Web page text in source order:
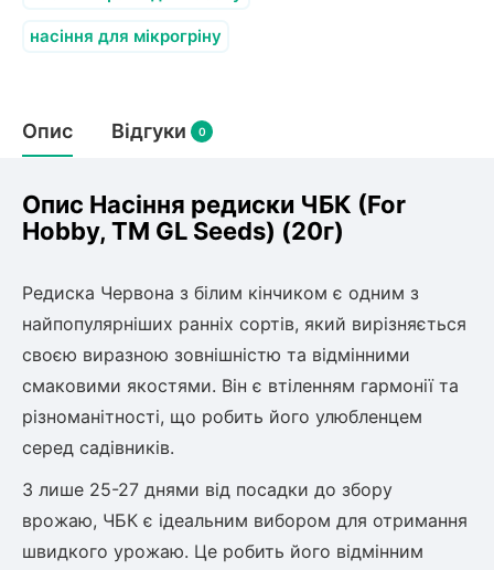
Оливкове Дерево
Мирт
Мушмула
Інжирний персик
Нектарин
Алича
Айва
Шовковиця
Смородина
Актинідія
Ірга
Ківі
Тамарикс
Пієріс Японський
Бересклет
Вейгела
Пухироплідник
Спірея
Дерен
Штамбові троянди
Бузок
Жасмин (Чубушник)
Будлея
Лавровишня
Кизильник
Бобовник (Жерновець)
Сітка затіняюча
Рубальні машини
Картоплесаджалки
Картоплекопалки
Роторні косарки
Навантажувачі
насіння для мікрогріну
Опис Відгуки 0
Опис Насіння редиски ЧБК (For
Hobby, TM GL Seeds) (20г)
Редиска Червона з білим кінчиком є одним з
найпопулярніших ранніх сортів, який вирізняється
своєю виразною зовнішністю та відмінними
смаковими якостями. Він є втіленням гармонії та
різноманітності, що робить його улюбленцем
серед садівників.
З лише 25-27 днями від посадки до збору
врожаю, ЧБК є ідеальним вибором для отримання
швидкого урожаю. Це робить його відмінним